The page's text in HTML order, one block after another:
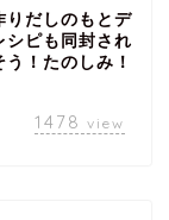
りだしのもとデ
シピも同封され
！たのしみ！
1478 view